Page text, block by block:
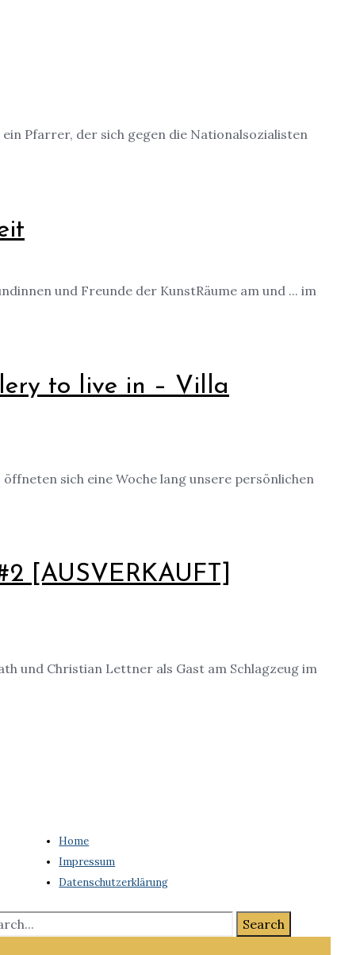
Pfarrer, der sich gegen die Nationalsozialisten
und Freunde der KunstRäume am und ... im
to live in – Villa
sich eine Woche lang unsere persönlichen
[AUSVERKAUFT]
und Christian Lettner als Gast am Schlagzeug im
Home
Impressum
Datenschutzerklärung
Search